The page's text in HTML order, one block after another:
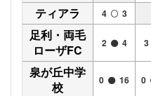
ティアラ 4 3
足利・両毛
ローザFC
2 4 3
泉が丘中学
校
0 16 0